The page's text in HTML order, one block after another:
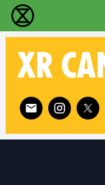
বিলুপ্তি বিদ্রোহ -
XR
Follow XR